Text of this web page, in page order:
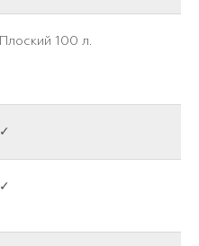
Плоский 100 л.
✓
✓